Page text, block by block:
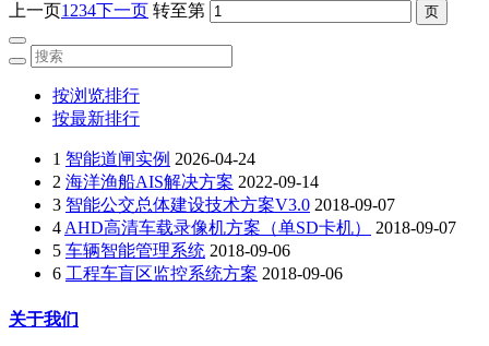
上一页1 234下一页 转至第
按浏览排行
按最新排行
1 智能道闸实例 2026-04-24
2 海洋渔船AIS解决方案 2022-09-14
3 智能公交总体建设技术方案V3.0 2018-09-07
4 AHD高清车载录像机方案（单SD卡机）
2018-09-07
5 车辆智能管理系统 2018-09-06
6 工程车盲区监控系统方案 2018-09-06
关于我们